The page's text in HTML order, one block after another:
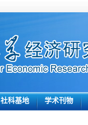
社科基地 学术刊物